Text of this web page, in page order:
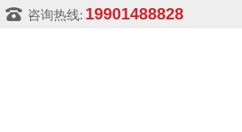
咨询热线: 19901488828